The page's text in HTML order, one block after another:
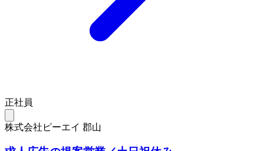
正社員
株式会社ピーエイ 郡山